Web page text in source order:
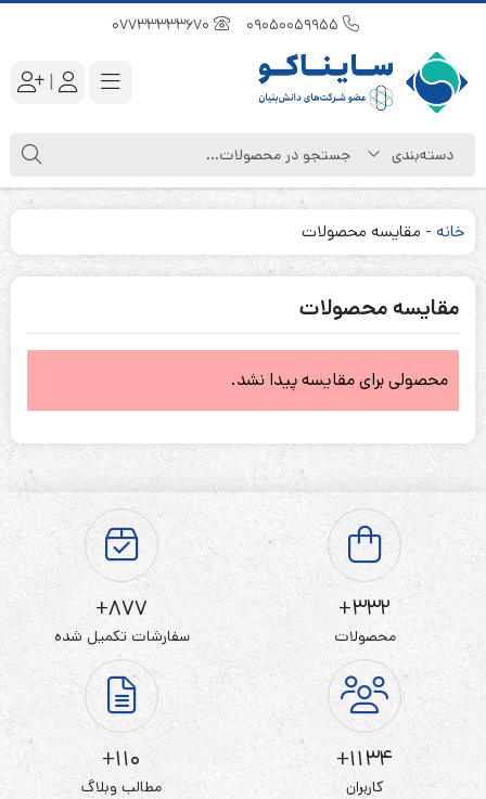
|
خانه - مقایسه محصولات
مقایسه محصولات
محصولی برای مقایسه پیدا نشد.
332+
محصولات
877+
سفارشات تکمیل شده
1134+
کاربران
110+
مطالب وبلاگ